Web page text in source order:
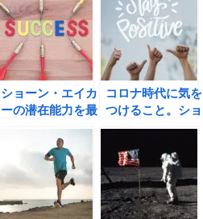
ショーン・エイカ
ーの潜在能力を最
高に引き出す法:
ビッグ・ポテンシ
ャル 人を成功さ
せ、自分の利益も
最大にする5つの
種の書評
コロナ時代に気を
つけること。ショ
ーン・エイカーに
選び方。